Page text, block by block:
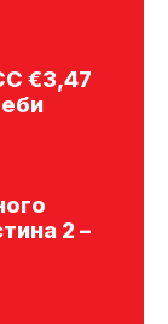
€3,47
2 –